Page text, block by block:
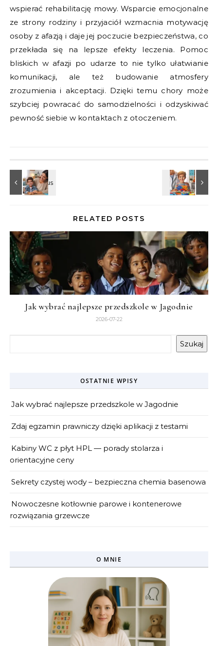
wspierać rehabilitację mowy. Wsparcie emocjonalne
ze strony rodziny i przyjaciół wzmacnia motywację
osoby z afazją i daje jej poczucie bezpieczeństwa, co
przekłada się na lepsze efekty leczenia. Pomoc
bliskich w afazji po udarze to nie tylko ułatwianie
komunikacji, ale też budowanie atmosfery
zrozumienia i akceptacji. Dzięki temu chory może
szybciej powracać do samodzielności i odzyskiwać
pewność siebie w kontaktach z otoczeniem.
RELATED POSTS
Jak wybrać najlepsze przedszkole w Jagodnie
2026-07-22
Szukaj
OSTATNIE WPISY
Jak wybrać najlepsze przedszkole w Jagodnie
Zdaj egzamin prawniczy dzięki aplikacji z testami
Kabiny WC z płyt HPL — porady stolarza i
orientacyjne ceny
Sekrety czystej wody – bezpieczna chemia basenowa
Nowoczesne kotłownie parowe i kontenerowe
rozwiązania grzewcze
O MNIE